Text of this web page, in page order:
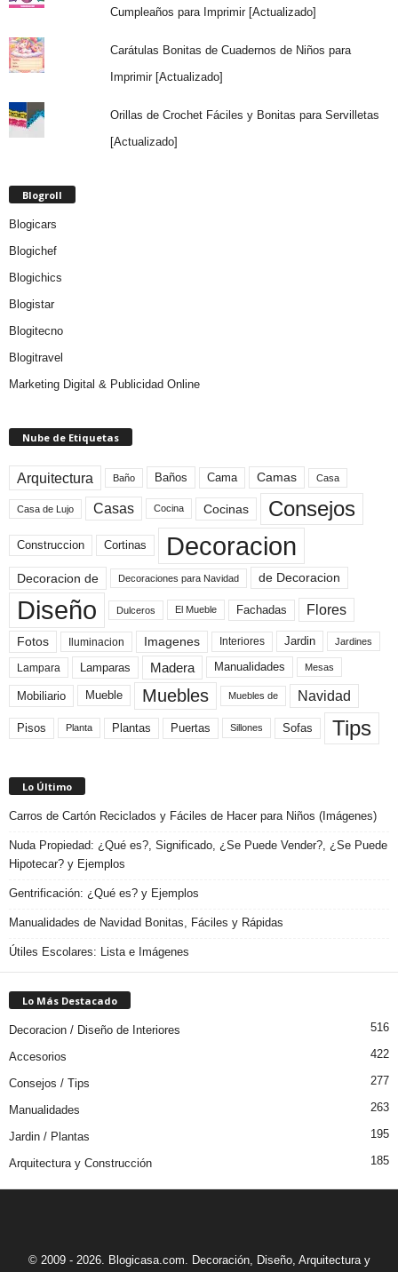
Cumpleaños para Imprimir [Actualizado]
Carátulas Bonitas de Cuadernos de Niños para
Imprimir [Actualizado]
Orillas de Crochet Fáciles y Bonitas para Servilletas
[Actualizado]
Blogroll
Blogicars
Blogichef
Blogichics
Blogistar
Blogitecno
Blogitravel
Marketing Digital & Publicidad Online
Nube de Etiquetas
Arquitectura Baño Baños Cama Camas Casa
Casa de Lujo Casas Cocina Cocinas Consejos
Construccion Cortinas Decoracion
Decoracion de Decoraciones para Navidad de Decoracion
Diseño Dulceros El Mueble Fachadas Flores
Fotos Iluminacion Imagenes Interiores Jardin Jardines
Lampara Lamparas Madera Manualidades Mesas
Mobiliario Mueble Muebles Muebles de Navidad
Pisos Planta Plantas Puertas Sillones Sofas Tips
Lo Último
Carros de Cartón Reciclados y Fáciles de Hacer para Niños (Imágenes)
Nuda Propiedad: ¿Qué es?, Significado, ¿Se Puede Vender?, ¿Se Puede
Hipotecar? y Ejemplos
Gentrificación: ¿Qué es? y Ejemplos
Manualidades de Navidad Bonitas, Fáciles y Rápidas
Útiles Escolares: Lista e Imágenes
Lo Más Destacado
Decoracion / Diseño de Interiores 516
Accesorios 422
Consejos / Tips 277
Manualidades 263
Jardin / Plantas 195
Arquitectura y Construcción 185
© 2009 - 2026. Blogicasa.com. Decoración, Diseño, Arquitectura y